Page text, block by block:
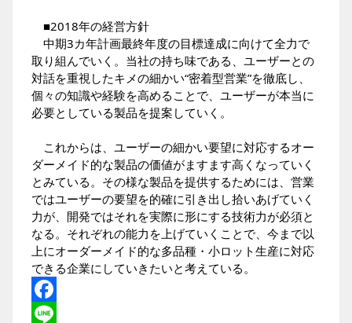
■2018年の経営方針
中期3カ年計画最終年度の目標達成に向けて全力で
取り組んでいく。当社の持ち味である、ユーザーとの
対話を重視したキメの細かい“密着型営業”を徹底し、
個々の知識や経験を高めることで、ユーザーが本当に
必要としている製品を提案していく。
これからは、ユーザーの細かい要望に対応するオー
ダーメイド的な製品の価値がますます高くなっていく
とみている。その様な製品を提供するためには、営業
ではユーザーの要望を的確に引き出し拾いあげていく
力が、開発ではそれを実際に形にする技術力が必須と
なる。それぞれの能力を上げていくことで、今まで以
上にオーダーメイド的な多品種・小ロット生産に対応
できる企業にしていきたいと考えている。
Facebook